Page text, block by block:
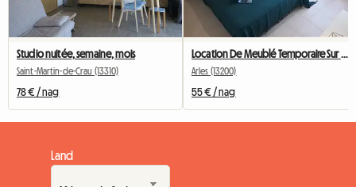
Studio nuitée, semaine, mois
Saint-Martin-de-Crau (13310)
78 € / nag
Arles (13200)
55 € / nag
Land